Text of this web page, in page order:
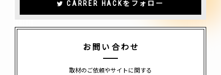
CARRER HACKをフォロー
お問い合わせ
取材のご依頼やサイトに関する